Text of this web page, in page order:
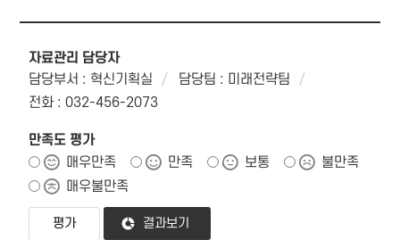
자료관리 담당자
담당부서 : 혁신기획실
담당팀 : 미래전략팀
전화 : 032-456-2073
만족도 평가
매우만족
만족 보통
불만족
매우불만족
결과보기